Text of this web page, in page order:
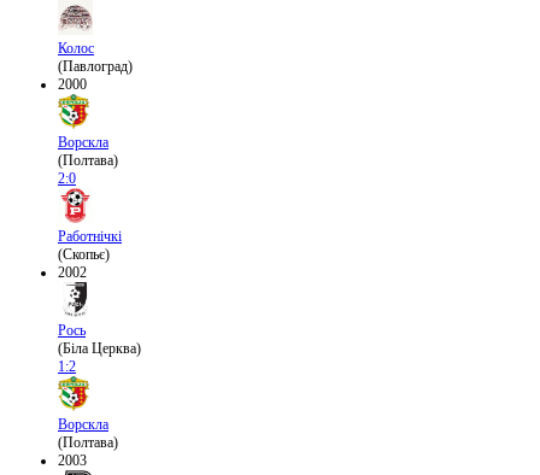
Колос
(Павлоград)
2000
Ворскла
(Полтава)
2:0
Работнічкі
(Скопьє)
2002
Рось
(Біла Церква)
1:2
Ворскла
(Полтава)
2003